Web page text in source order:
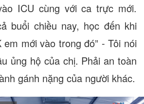
ICU cùng với ca trực mới.
buổi chiều nay, học đến khi
mới vào trong đó” - Tôi nói
ủng hộ của chị. Phải an toàn
gánh nặng của người khác.